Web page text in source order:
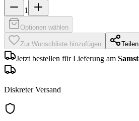
1
Optionen wählen
Zur Wunschliste hinzufügen Teilen
Jetzt bestellen für Lieferung am
Diskreter Versand